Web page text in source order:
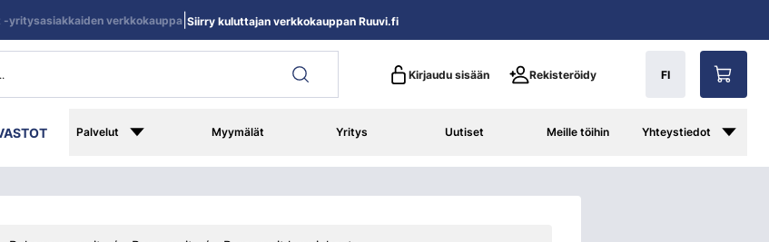
Kirjaudu sisään Rekisteröidy FI
Palvelut Myymälät Yritys Uutiset Meille töihin Yhteystiedot
-yritysasiakkaiden verkkokauppa| Siirry kuluttajan verkkokauppan Ruuvi.fi